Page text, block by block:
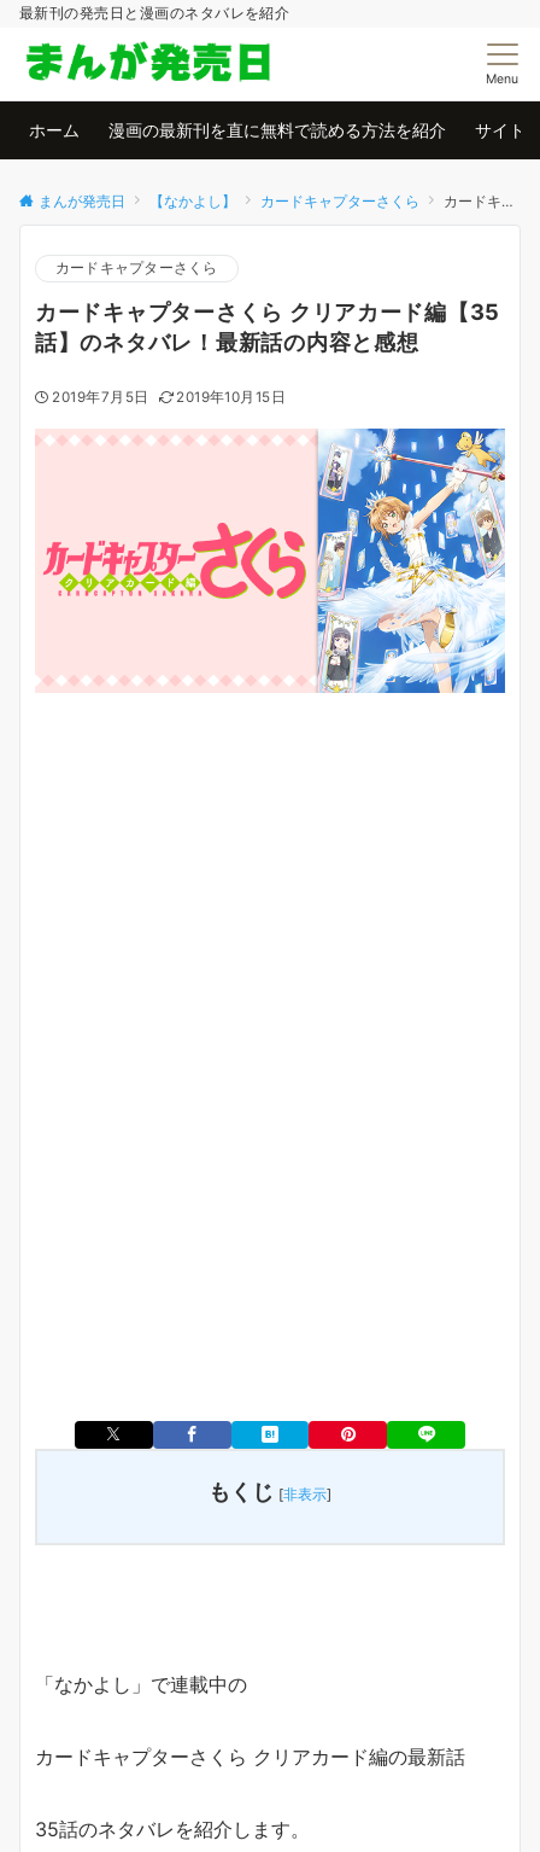
最新刊の発売日と漫画のネタバレを紹介
Menu
ホーム 漫画の最新刊を直に無料で読める方法を紹介 サイト
まんが発売日 【なかよし】 カードキャプターさくら カードキャプターさくら クリアカード編【35話】のネタバレ！最新話の内容と感想
カードキャプターさくら
カードキャプターさくら クリアカード編【35
話】のネタバレ！最新話の内容と感想
2019年7月5日 2019年10月15日
もくじ [非表示]
「なかよし」で連載中の
カードキャプターさくら クリアカード編の最新話
35話のネタバレを紹介します。